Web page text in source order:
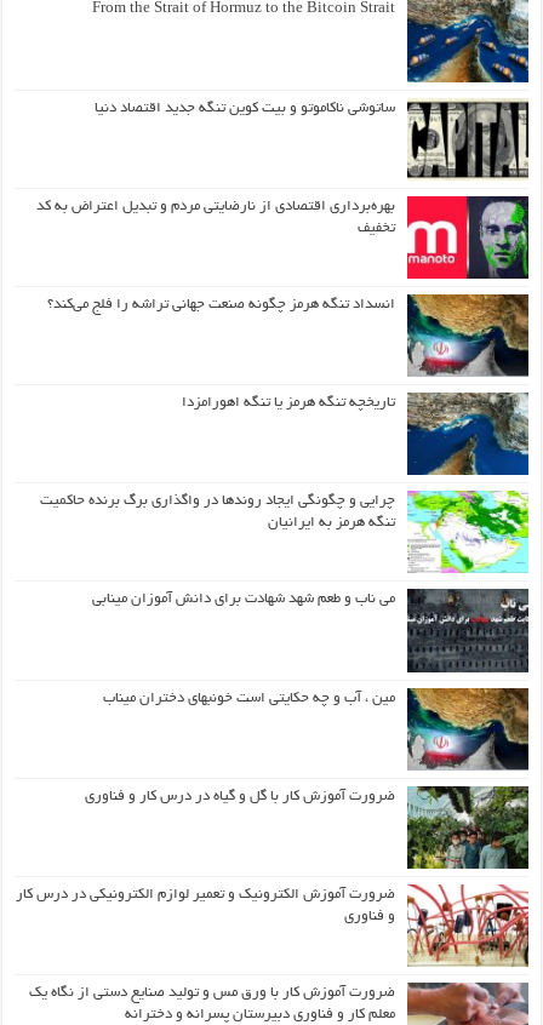
From the Strait of Hormuz to the Bitcoin Strait
ساتوشی ناکاموتو و بیت کوین تنگه جدید اقتصاد دنیا
بهره‌برداری اقتصادی از نارضایتی مردم و تبدیل اعتراض به کد
تخفیف
انسداد تنگه هرمز چگونه صنعت جهانی تراشه را فلج می‌کند؟
تاریخچه تنگه هرمز یا تنگه اهورامزدا
چرایی و چگونگی ایجاد روندها در واگذاری برگ برنده حاکمیت
تنگه هرمز به ایرانیان
می ناب و طعم شهد شهادت برای دانش آموزان مینابی
مین ، آب و چه حکایتی است خونبهای دختران میناب
ضرورت آموزش کار با گل و گیاه در درس کار و فناوری
ضرورت آموزش الکترونیک و تعمیر لوازم الکترونیکی در درس کار
و فناوری
ضرورت آموزش کار با ورق مس و تولید صنایع دستی از نگاه یک
معلم کار و فناوری دبیرستان پسرانه و دخترانه